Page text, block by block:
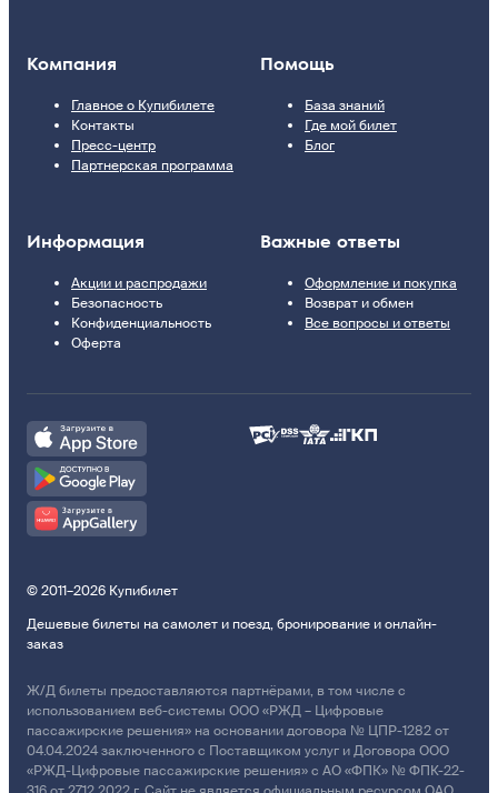
Компания
Главное о Купибилете
Контакты
Пресс-центр
Партнерская программа
Помощь
База знаний
Где мой билет
Блог
Информация
Акции и распродажи
Безопасность
Конфиденциальность
Оферта
Важные ответы
Оформление и покупка
Возврат и обмен
Все вопросы и ответы
© 2011–2026 Купибилет
Дешевые билеты на самолет и поезд, бронирование и онлайн-
заказ
Ж/Д билеты предоставляются партнёрами, в том числе с
использованием веб-системы ООО «РЖД – Цифровые
пассажирские решения» на основании договора № ЦПР-1282 от
04.04.2024 заключенного с Поставщиком услуг и Договора ООО
«РЖД-Цифровые пассажирские решения» с АО «ФПК» № ФПК-22-